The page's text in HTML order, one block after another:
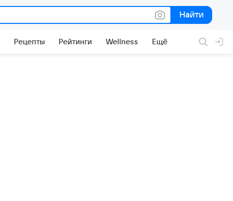
Найти
Найти
Рецепты Рейтинги Wellness Ещё